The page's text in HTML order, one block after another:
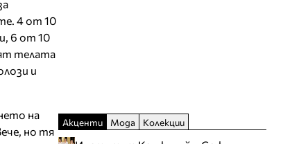
4 от 10
6 от 10
телата
и
на
но тя
Акценти Мода Колекции